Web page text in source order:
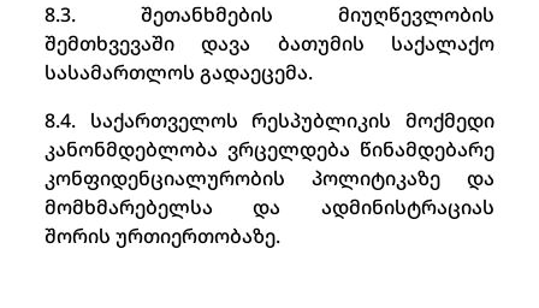
8.3. შეთანხმების მიუღწევლობის
შემთხვევაში დავა ბათუმის საქალაქო
სასამართლოს გადაეცემა.
8.4. საქართველოს რესპუბლიკის მოქმედი
კანონმდებლობა ვრცელდება წინამდებარე
კონფიდენციალურობის პოლიტიკაზე და
მომხმარებელსა და ადმინისტრაციას
შორის ურთიერთობაზე.